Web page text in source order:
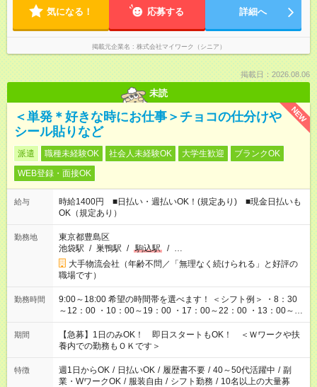
気になる！ 応募する 詳細へ
掲載元企業名 株式会社マイワーク（シニア）
掲載日：2026.08.06
未読
NEW
＜単発＊好きな時にお仕事＞チョコの仕分けや
シール貼りなど
派遣 職種未経験OK 社会人未経験OK 大学生歓迎
ブランクOK
WEB登録・面接OK
給与
時給1400円 ■日払い・週払いOK！(規定あり) ■現金日払いも
OK（規定あり）
勤務地
東京都豊島区
池袋駅 / 巣鴨駅 / 駒込駅 / …
大手物流会社（年齢不問／「無理なく続けられる」と好評の
職場です）
勤務時間
9:00～18:00 希望の時間帯を選べます！ ＜シフト例＞ ・8：30
～12：00 ・10：00～19：00 ・17：00～22：00 ・13：00～
22：00 ・22：00～翌6：00 など
期間
【急募】1日のみOK！ 即日スタートもOK！ ＜Ｗワークや扶
養内での勤務もＯＫです＞
特徴 週1日からOK / 日払いOK / 履歴書不要 / 40～50代活躍中 / 副
業・WワークOK / 服装自由 / シフト勤務 / 10名以上の大量募